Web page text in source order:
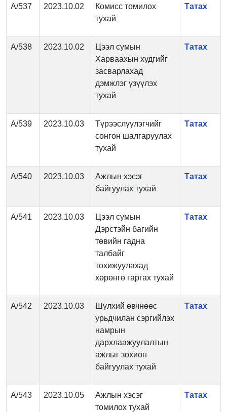
А/537 2023.10.02
Комисс томилох
тухай
Татах
А/538 2023.10.02
Цээл сумын
Харваахын худгийг
засварлахад
дэмжлэг үзүүлэх
тухай
Татах
А/539 2023.10.03
Түрээслүүлэгчийг
сонгон шалгаруулах
тухай
Татах
А/540 2023.10.03
Ажлын хэсэг
байгуулах тухай
Татах
А/541 2023.10.03
Цээл сумын
Дэрстэйн багийн
төвийн гадна
талбайг
тохижуулахад
хөрөнгө гаргах тухай
Татах
А/542 2023.10.03
Шүлхий өвчнөөс
урьдчилан сэргийлэх
намрын
дархлаажуулалтын
ажлыг зохион
байгуулах тухай
Татах
А/543 2023.10.05
Ажлын хэсэг
томилох тухай
Татах